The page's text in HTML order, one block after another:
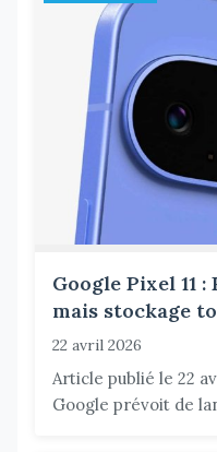
Google Pixel 11
mais stockage
22 avril 2026
Article publié le 22
Google prévoit de